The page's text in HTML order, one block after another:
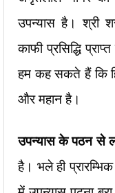
उपन्यास है। श्री
काफी प्रसिद्धि
हम कह सकते हैं कि
और महान है।
उपन्यास के पठन से
है। भले ही